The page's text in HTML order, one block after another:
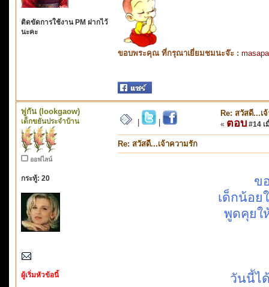
ติดขัดการใช้งาน PM ฝากไว้
นะคะ
ขอบพระคุณ ที่กรุณาเยี่ยมชมนะจ๊ะ :
พู่กัน (lookgaow)
เด็กขยันประจำบ้าน
ออฟไลน์
กระทู้: 20
ผู้เริ่มหัวข้อนี้
Re: สวัสดี...เ
« ตอบ #14 เ
Re: สวัสดี...เจ้าความรัก
ข
เด็กน้อย
พูดคุยใ
วันนี้ไ